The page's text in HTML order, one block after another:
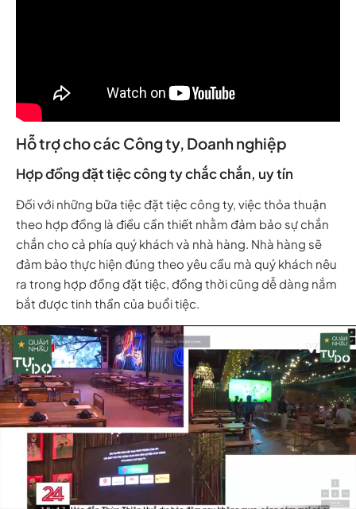
Hỗ trợ cho các Công ty, Doanh nghiệp
Hợp đồng đặt tiệc công ty chắc chắn, uy tín
Đối với những bữa tiệc đặt tiệc công ty, việc thỏa thuận
theo hợp đồng là điều cần thiết nhằm đảm bảo sự chắn
chắn cho cả phía quý khách và nhà hàng. Nhà hàng sẽ
đảm bảo thực hiện đúng theo yêu cầu mà quý khách nêu
ra trong hợp đồng đặt tiệc, đồng thời cũng dễ dàng nắm
bắt được tinh thần của buổi tiệc.